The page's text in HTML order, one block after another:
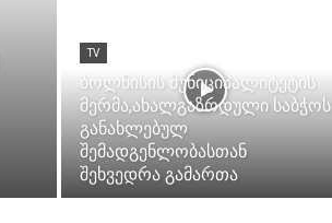
TV
ბოლნისის მუნიციპალიტეტის
მერმა,ახალგაზრდული საბჭოს
განახლებულ
შემადგენლობასთან
შეხვედრა გამართა